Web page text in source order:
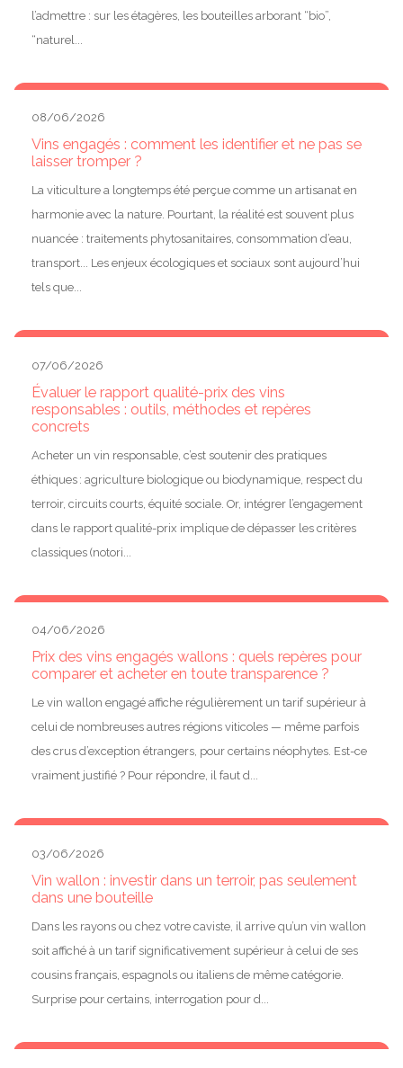
l’admettre : sur les étagères, les bouteilles arborant “bio”,
“naturel...
08/06/2026
Vins engagés : comment les identifier et ne pas se
laisser tromper ?
La viticulture a longtemps été perçue comme un artisanat en
harmonie avec la nature. Pourtant, la réalité est souvent plus
nuancée : traitements phytosanitaires, consommation d’eau,
transport... Les enjeux écologiques et sociaux sont aujourd’hui
tels que...
07/06/2026
Évaluer le rapport qualité-prix des vins
responsables : outils, méthodes et repères
concrets
Acheter un vin responsable, c’est soutenir des pratiques
éthiques : agriculture biologique ou biodynamique, respect du
terroir, circuits courts, équité sociale. Or, intégrer l’engagement
dans le rapport qualité-prix implique de dépasser les critères
classiques (notori...
04/06/2026
Prix des vins engagés wallons : quels repères pour
comparer et acheter en toute transparence ?
Le vin wallon engagé affiche régulièrement un tarif supérieur à
celui de nombreuses autres régions viticoles — même parfois
des crus d’exception étrangers, pour certains néophytes. Est-ce
vraiment justifié ? Pour répondre, il faut d...
03/06/2026
Vin wallon : investir dans un terroir, pas seulement
dans une bouteille
Dans les rayons ou chez votre caviste, il arrive qu’un vin wallon
soit affiché à un tarif significativement supérieur à celui de ses
cousins français, espagnols ou italiens de même catégorie.
Surprise pour certains, interrogation pour d...